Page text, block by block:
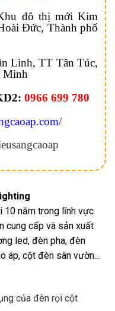
đô thị mới Kim
Đức, Thành phố
Linh, TT Tân Túc,
Minh
0966 699 780
10 năm trong lĩnh vực
cung cấp và sản xuất
led, đèn pha, đèn
áp, cột đèn sân vườn...
của đèn rọi cột